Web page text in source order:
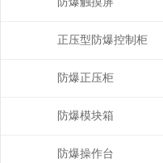
正压型防爆控制柜
防爆正压柜
防爆模块箱
防爆操作台